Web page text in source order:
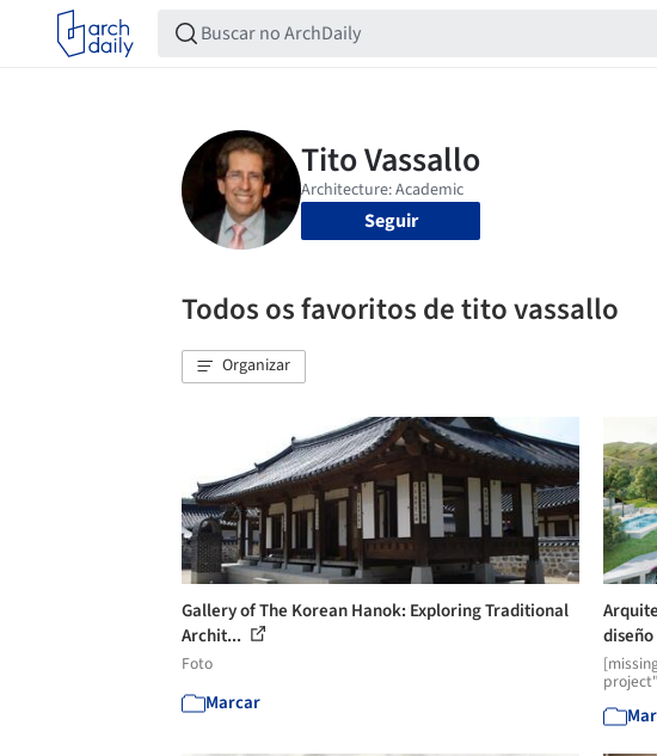
Seguir
Todos os favoritos de tito vassallo
Organizar
Gallery of The Korean Hanok: Exploring Traditional
Archit...
Foto
Marcar